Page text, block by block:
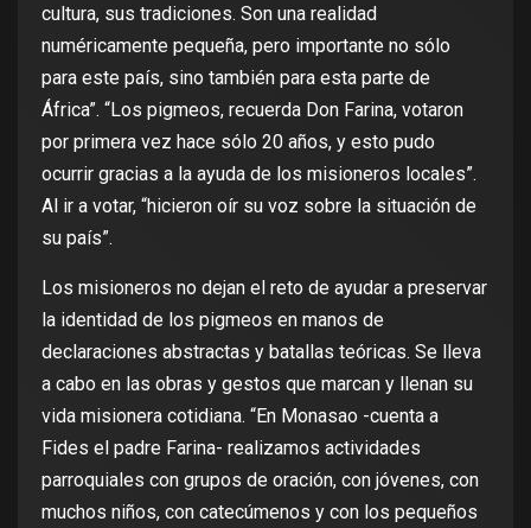
cultura, sus tradiciones. Son una realidad
numéricamente pequeña, pero importante no sólo
para este país, sino también para esta parte de
África”. “Los pigmeos, recuerda Don Farina, votaron
por primera vez hace sólo 20 años, y esto pudo
ocurrir gracias a la ayuda de los misioneros locales”.
Al ir a votar, “hicieron oír su voz sobre la situación de
su país”.
Los misioneros no dejan el reto de ayudar a preservar
la identidad de los pigmeos en manos de
declaraciones abstractas y batallas teóricas. Se lleva
a cabo en las obras y gestos que marcan y llenan su
vida misionera cotidiana. “En Monasao -cuenta a
Fides el padre Farina- realizamos actividades
parroquiales con grupos de oración, con jóvenes, con
muchos niños, con catecúmenos y con los pequeños